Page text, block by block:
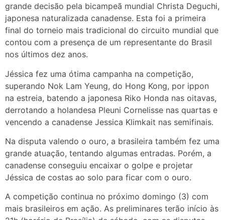
grande decisão pela bicampeã mundial Christa Deguchi,
japonesa naturalizada canadense. Esta foi a primeira
final do torneio mais tradicional do circuito mundial que
contou com a presença de um representante do Brasil
nos últimos dez anos.
Jéssica fez uma ótima campanha na competição,
superando Nok Lam Yeung, do Hong Kong, por ippon
na estreia, batendo a japonesa Riko Honda nas oitavas,
derrotando a holandesa Pleuni Cornelisse nas quartas e
vencendo a canadense Jessica Klimkait nas semifinais.
Na disputa valendo o ouro, a brasileira também fez uma
grande atuação, tentando algumas entradas. Porém, a
canadense conseguiu encaixar o golpe e projetar
Jéssica de costas ao solo para ficar com o ouro.
A competição continua no próximo domingo (3) com
mais brasileiros em ação. As preliminares terão início às